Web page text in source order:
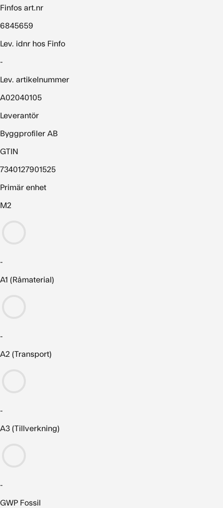
Finfos art.nr
6845659
Lev. idnr hos Finfo
-
Lev. artikelnummer
A02040105
Leverantör
Byggprofiler AB
GTIN
7340127901525
Primär enhet
M2
-
A1 (Råmaterial)
-
A2 (Transport)
-
A3 (Tillverkning)
-
GWP Fossil